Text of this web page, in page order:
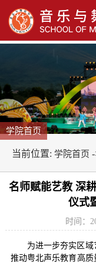
学院首页
当前位置: 学院首页
名师赋能艺教 深
仪式
时间：
为进一步夯实区域
推动粤北声乐教育高